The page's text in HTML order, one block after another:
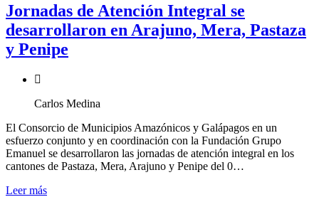
Jornadas de Atención Integral se
desarrollaron en Arajuno, Mera, Pastaza
y Penipe
Carlos Medina
El Consorcio de Municipios Amazónicos y Galápagos en un
esfuerzo conjunto y en coordinación con la Fundación Grupo
Emanuel se desarrollaron las jornadas de atención integral en los
cantones de Pastaza, Mera, Arajuno y Penipe del 0…
Leer más